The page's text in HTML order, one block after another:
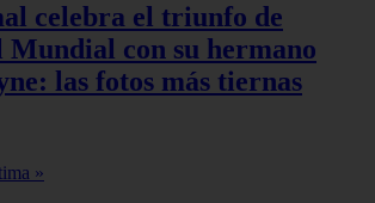
celebra el triunfo de
Mundial con su hermano
las fotos más tiernas
»